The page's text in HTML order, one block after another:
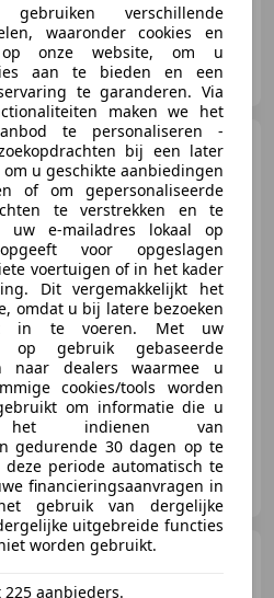
Citroen C31.2 PT S&S SHINE,
Pano dak, Navi, PDC, Cruise cont
€ 10.950
Benzine 81 kW (110 PK)
Opel Zafira
verschillende
waaronder cookies en
op onze website, om u
aan te bieden en een
te garanderen. Via
maken we het
te personaliseren -
bij een later
u geschikte aanbiedingen
of om gepersonaliseerde
te verstrekken en te
uw e-mailadres lokaal op
voor opgeslagen
voertuigen of in het kader
Dit vergemakkelijkt het
omdat u bij latere bezoeken
in te voeren. Met uw
op gebruik gebaseerde
naar dealers waarmee u
cookies/tools worden
om informatie die u
indienen van
gedurende 30 dagen op te
periode automatisch te
financieringsaanvragen in
gebruik van dergelijke
uitgebreide functies
worden gebruikt.
aanbieders.